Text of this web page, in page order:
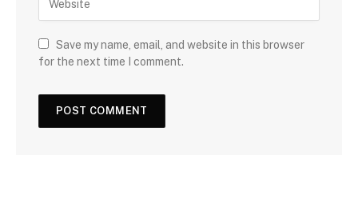
Save my name, email, and website in this browser
for the next time I comment.